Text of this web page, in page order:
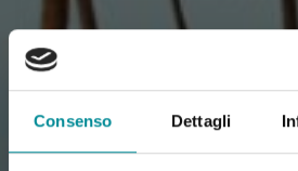
Consenso Dettagli